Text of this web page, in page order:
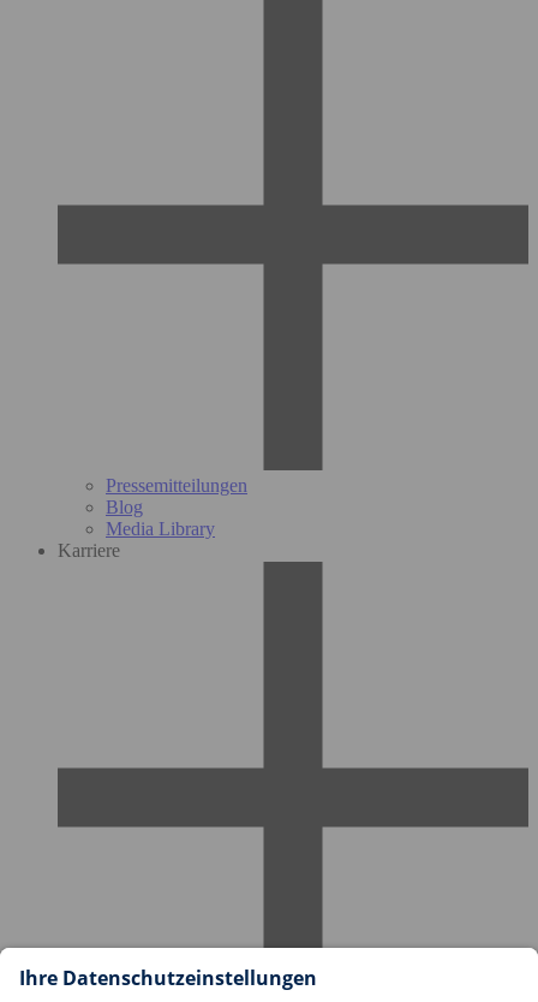
Pressemitteilungen
Blog
Media Library
Karriere